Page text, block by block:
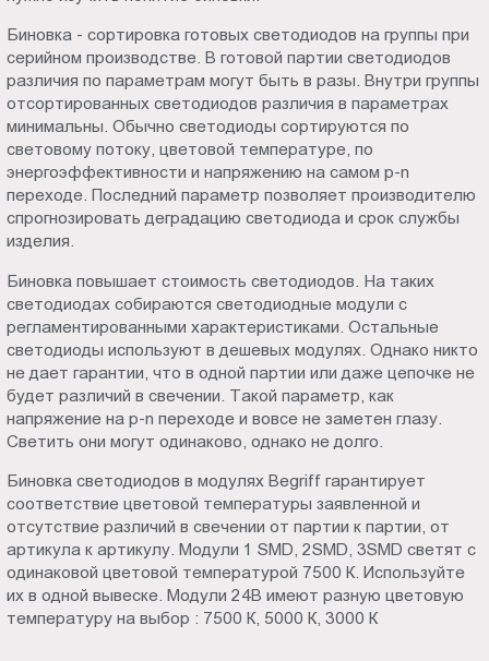
Биновка - сортировка готовых светодиодов на группы при
серийном производстве. В готовой партии светодиодов
различия по параметрам могут быть в разы. Внутри группы
отсортированных светодиодов различия в параметрах
минимальны. Обычно светодиоды сортируются по
световому потоку, цветовой температуре, по
энергоэффективности и напряжению на самом p-n
переходе. Последний параметр позволяет производителю
спрогнозировать деградацию светодиода и срок службы
изделия.
Биновка повышает стоимость светодиодов. На таких
светодиодах собираются светодиодные модули с
регламентированными характеристиками. Остальные
светодиоды используют в дешевых модулях. Однако никто
не дает гарантии, что в одной партии или даже цепочке не
будет различий в свечении. Такой параметр, как
напряжение на p-n переходе и вовсе не заметен глазу.
Светить они могут одинаково, однако не долго.
Биновка светодиодов в модулях Begriff гарантирует
соответствие цветовой температуры заявленной и
отсутствие различий в свечении от партии к партии, от
артикула к артикулу. Модули 1 SMD, 2SMD, 3SMD светят с
одинаковой цветовой температурой 7500 К. Используйте
их в одной вывеске. Модули 24В имеют разную цветовую
температуру на выбор : 7500 К, 5000 К, 3000 К
9.00-
18.00
Сб.,
Вс.:
выходной